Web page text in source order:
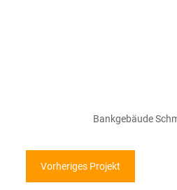
Bankgebäude
Vorheriges Projekt